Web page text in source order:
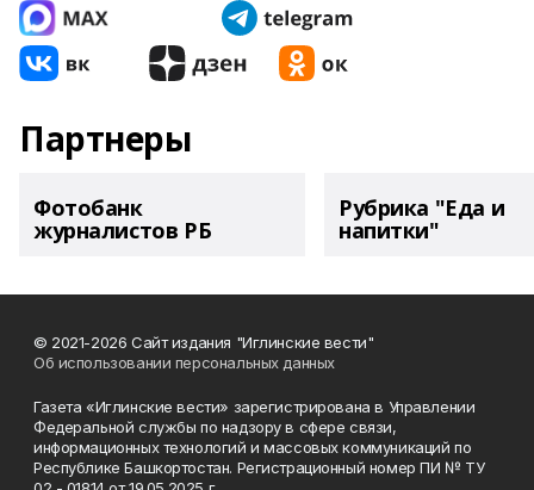
Партнеры
Фотобанк
журналистов РБ
Рубрика "Еда и
напитки"
© 2021-2026 Сайт издания "Иглинские вести"
Об использовании персональных данных
Газета «Иглинские вести» зарегистрирована в Управлении
Федеральной службы по надзору в сфере связи,
информационных технологий и массовых коммуникаций по
Республике Башкортостан. Регистрационный номер ПИ № ТУ